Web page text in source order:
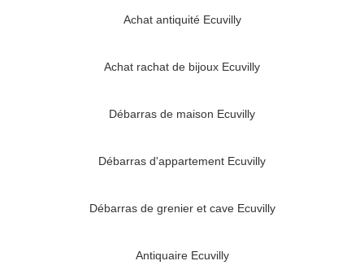
Achat antiquité Ecuvilly
Achat rachat de bijoux Ecuvilly
Débarras de maison Ecuvilly
Débarras d'appartement Ecuvilly
Débarras de grenier et cave Ecuvilly
Antiquaire Ecuvilly